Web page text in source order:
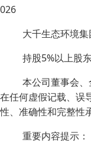
026
大千生态环境
持股5%以上股
本公司董事会
在任何虚假记载、误
性、准确性和完整性
重要内容提示：